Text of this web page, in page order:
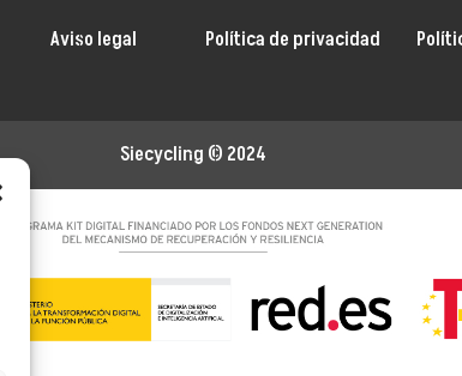
Aviso legal Política de privacidad
Siecycling © 2024